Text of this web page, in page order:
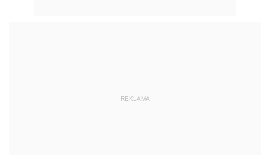
REKLAMA